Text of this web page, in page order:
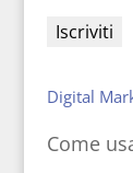
Digital
Come